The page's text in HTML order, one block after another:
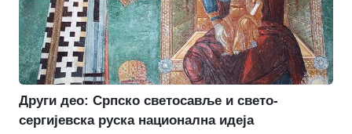
Други део: Српско светосавље и свето-
сергијевска руска национална идеја